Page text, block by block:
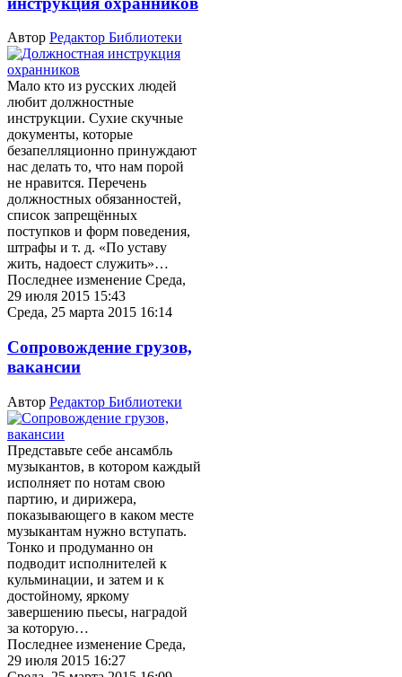
Автор Редактор Библиотеки
Мало кто из русских людей
любит должностные
инструкции. Сухие скучные
документы, которые
безапелляционно принуждают
нас делать то, что нам порой
не нравится. Перечень
должностных обязанностей,
список запрещённых
поступков и форм поведения,
штрафы и т. д. «По уставу
жить, надоест служить»…
Последнее изменение Среда,
29 июля 2015 15:43
Среда, 25 марта 2015 16:14
Сопровождение грузов,
вакансии
Автор Редактор Библиотеки
Представьте себе ансамбль
музыкантов, в котором каждый
исполняет по нотам свою
партию, и дирижера,
показывающего в каком месте
музыкантам нужно вступать.
Тонко и продуманно он
подводит исполнителей к
кульминации, и затем и к
достойному, яркому
завершению пьесы, наградой
за которую…
Последнее изменение Среда,
29 июля 2015 16:27